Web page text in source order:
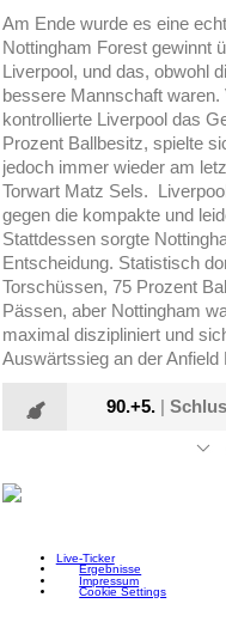
Am Ende wurde es eine
Nottingham Forest gewinnt
Liverpool, und das, obwohl
bessere Mannschaft
kontrollierte Liverpool das
Prozent Ballbesitz, spielte
jedoch immer wieder am
Torwart Matz Sels.
gegen die kompakte und
Stattdessen sorgte
Entscheidung. Statistisch
Torschüssen, 75 Prozent
Pässen, aber Nottingham
maximal diszipliniert und
Auswärtssieg an der Anfield
90.+5. |
Live-Ticker
Ergebnisse
Impressum
Cookie Settings